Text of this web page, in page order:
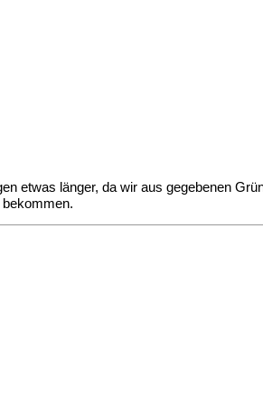
etwas länger, da wir aus gegebenen